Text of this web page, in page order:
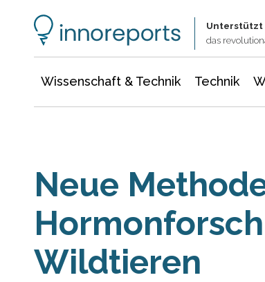
Unterstützt
das
Wissenschaft & Technik Technik
Neue
Wildtieren